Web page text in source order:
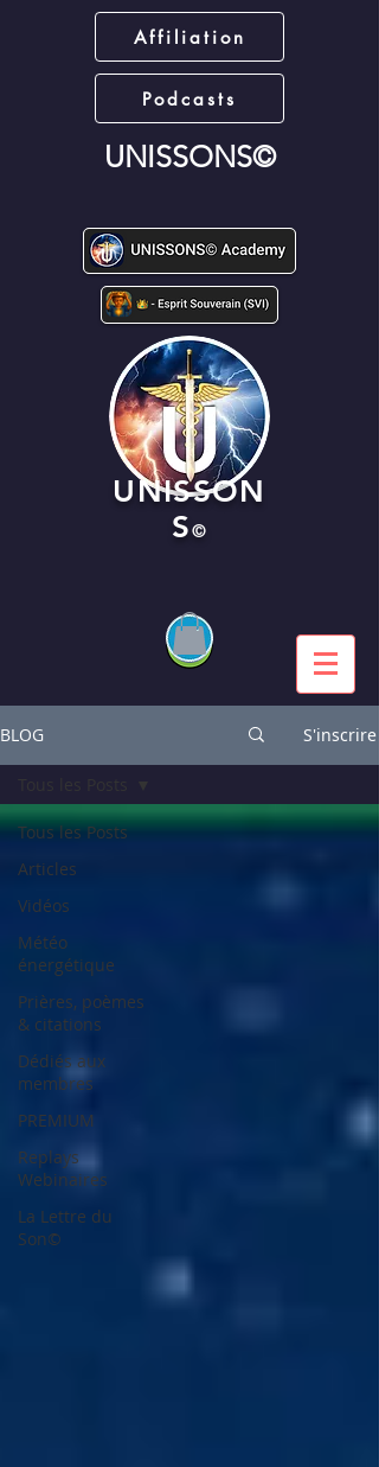
Affiliation
Podcasts
UNISSONS©
UNISSON
S©
BLOG S'inscrire
Tous les Posts
Articles
Vidéos
Météo
énergétique
Prières, poèmes
& citations
Dédiés aux
membres
PREMIUM
Replays
Webinaires
La Lettre du
Son©